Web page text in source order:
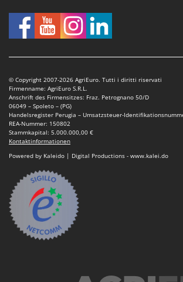
MOVA
Mowox
N
New O.M.R.A.
Nilfisk
Ninja
Novatec
NuAir
NuovaFac
O
Officine Savioli
Oliviero
© Copyright 2007-2026 AgriEuro. Tutti i diritti riservati
Firmenname: AgriEuro S.R.L.
Anschrift des Firmensitzes: Fraz. Petrognano 50/D
06049 – Spoleto – (PG)
Handelsregister Perugia – Umsatzsteuer-
REA-Nummer: 150802
Stammkapital: 5.000.000,00 €
Kontaktinformationen
Powered by Kaleido | Digital Productions - www.kalei.do